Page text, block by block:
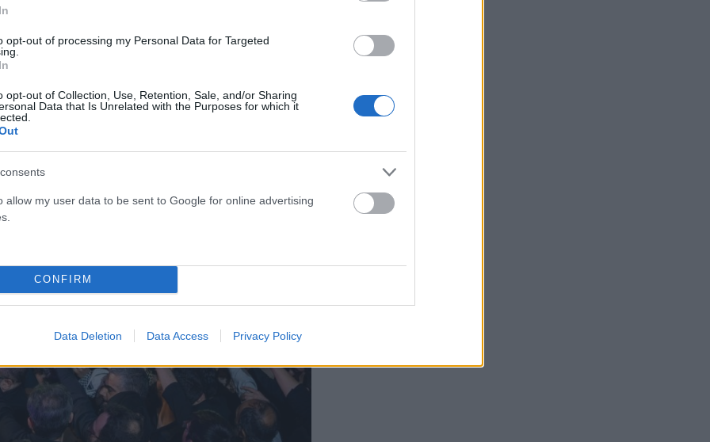
opt-out of processing my Personal Data for Targeted
opt-out of Collection, Use, Retention, Sale, and/or Sharing
Data that Is Unrelated with the Purposes for which it
allow my user data to be sent to Google for online advertising
CONFIRM
Data Deletion Data Access Privacy Policy
περιορίζεται στα σύνορα του Ιράν. Μέσω των σχέσεών
ένοπλες οργανώσεις στο Ιράκ, το Ιράν έχει αποκτήσει
λειτουργεί και ως μήνυμα: ότι ο Χαμενεΐ δεν ήταν μόνο
στον σιιτικό κόσμο.